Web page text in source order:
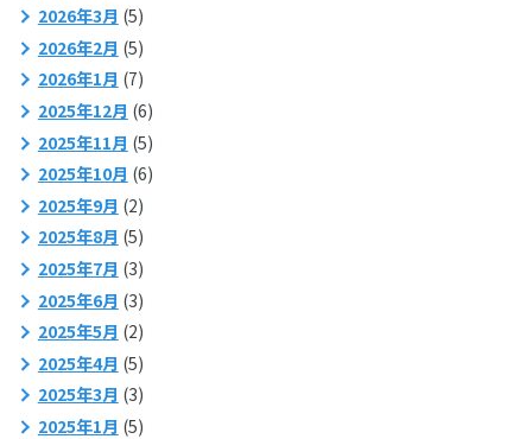
2026年3月 (5)
2026年2月 (5)
2026年1月 (7)
2025年12月 (6)
2025年11月 (5)
2025年10月 (6)
2025年9月 (2)
2025年8月 (5)
2025年7月 (3)
2025年6月 (3)
2025年5月 (2)
2025年4月 (5)
2025年3月 (3)
2025年1月 (5)